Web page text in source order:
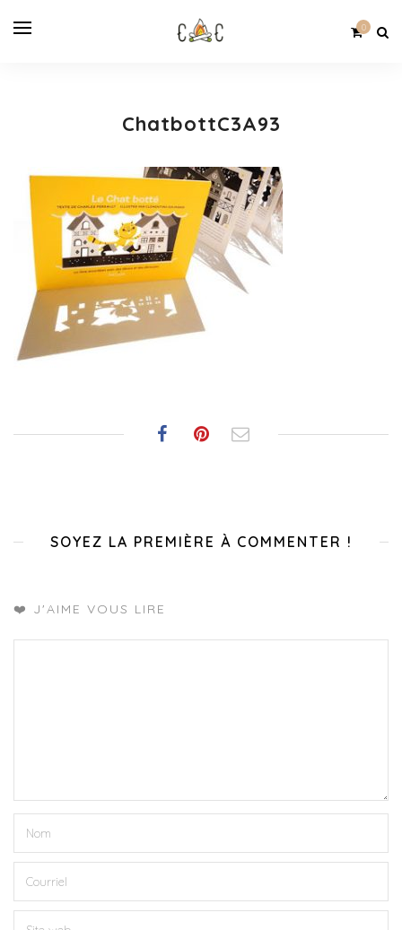
0
ChatbottC3A93
SOYEZ LA PREMIÈRE À COMMENTER !
❤️ J'AIME VOUS LIRE